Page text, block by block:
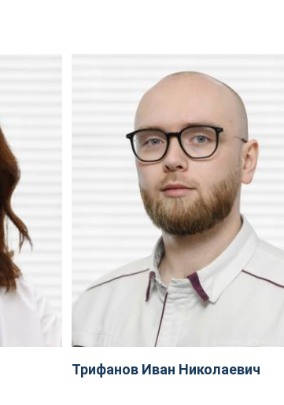
Трифанов Иван Николаевич